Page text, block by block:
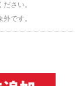
さい。
です。